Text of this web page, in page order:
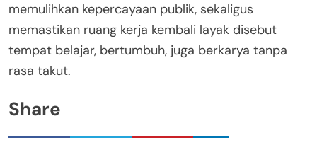
memulihkan kepercayaan publik, sekaligus
memastikan ruang kerja kembali layak disebut
tempat belajar, bertumbuh, juga berkarya tanpa
rasa takut.
Share